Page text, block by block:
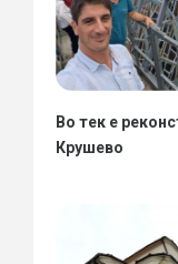
Во тек е
Крушево